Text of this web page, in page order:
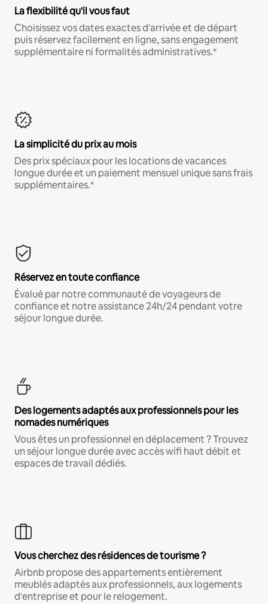
La flexibilité qu'il vous faut
Choisissez vos dates exactes d'arrivée et de départ
puis réservez facilement en ligne, sans engagement
supplémentaire ni formalités administratives.*
La simplicité du prix au mois
Des prix spéciaux pour les locations de vacances
longue durée et un paiement mensuel unique sans frais
supplémentaires.*
Réservez en toute confiance
Évalué par notre communauté de voyageurs de
confiance et notre assistance 24h/24 pendant votre
séjour longue durée.
Des logements adaptés aux professionnels pour les
nomades numériques
Vous êtes un professionnel en déplacement ? Trouvez
un séjour longue durée avec accès wifi haut débit et
espaces de travail dédiés.
Vous cherchez des résidences de tourisme ?
Airbnb propose des appartements entièrement
meublés adaptés aux professionnels, aux logements
d'entreprise et pour le relogement.